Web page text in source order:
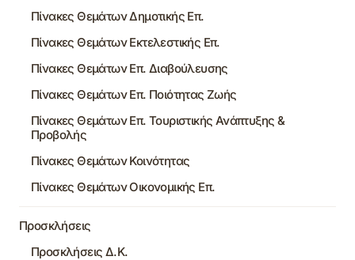
Πίνακες Θεμάτων Δημοτικής Επ.
Πίνακες Θεμάτων Εκτελεστικής Επ.
Πίνακες Θεμάτων Επ. Διαβούλευσης
Πίνακες Θεμάτων Επ. Ποιότητας Ζωής
Πίνακες Θεμάτων Επ. Τουριστικής Ανάπτυξης &
Προβολής
Πίνακες Θεμάτων Κοινότητας
Πίνακες Θεμάτων Οικονομικής Επ.
Προσκλήσεις
Προσκλήσεις Δ.Κ.